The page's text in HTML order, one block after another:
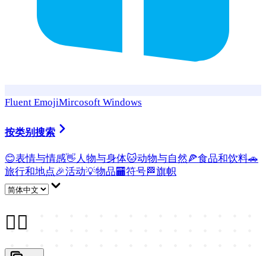
Fluent EmojiMircosoft Windows
按类别搜索
😊表情与情感👋 人物与身体🐱动物与自然🍕食品和饮料🚗
旅行和地点🎉活动💡物品🏧符号🏁旗帜
🧑‍⚕️